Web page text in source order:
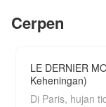
Cerpen
LE DERNIER
Keheningan)
Di Paris, hujan